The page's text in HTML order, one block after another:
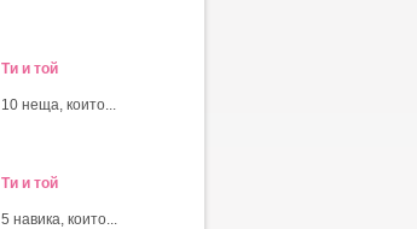
Ти и той
10 неща, които...
Ти и той
5 навика, които...